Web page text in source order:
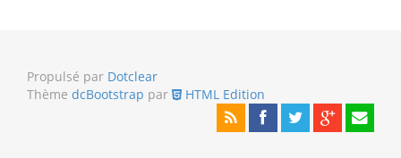
Propulsé par Dotclear
Thème dcBootstrap par HTML Edition